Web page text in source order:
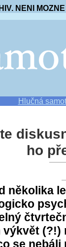
NENI
Hlučná
ho
několika
výkvět (?!)
se